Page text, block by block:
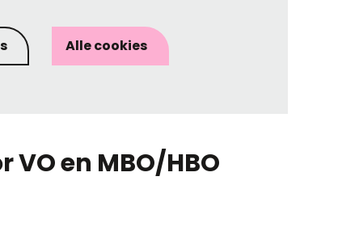
Alle cookies
en MBO/HBO